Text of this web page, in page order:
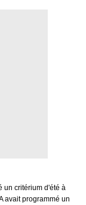
un critérium d'été à
avait programmé un